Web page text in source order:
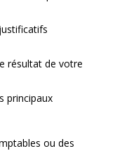
résultat de votre
principaux
ou des